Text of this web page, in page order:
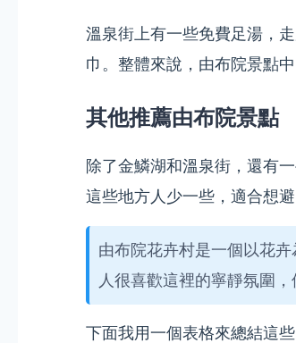
溫泉街上有一些免費足湯，
巾。整體來說，由布院景點
其他推薦由布院景點
除了金鱗湖和溫泉街，還有
這些地方人少一些，適合想避
由布院花卉村是一個以花
人很喜歡這裡的寧靜氛圍
下面我用一個表格來總結這